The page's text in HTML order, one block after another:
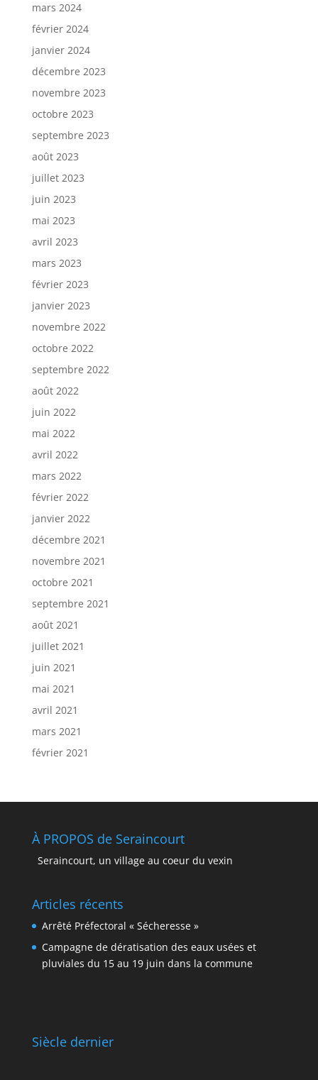
mars 2024
février 2024
janvier 2024
décembre 2023
novembre 2023
octobre 2023
septembre 2023
août 2023
juillet 2023
juin 2023
mai 2023
avril 2023
mars 2023
février 2023
janvier 2023
novembre 2022
octobre 2022
septembre 2022
août 2022
juin 2022
mai 2022
avril 2022
mars 2022
février 2022
janvier 2022
décembre 2021
novembre 2021
octobre 2021
septembre 2021
août 2021
juillet 2021
juin 2021
mai 2021
avril 2021
mars 2021
février 2021
À PROPOS de Seraincourt
Seraincourt, un village au coeur du vexin
Articles récents
Arrêté Préfectoral « Sécheresse »
Campagne de dératisation des eaux usées et
pluviales du 15 au 19 juin dans la commune
Siècle dernier